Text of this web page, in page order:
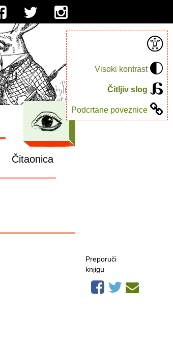
Visoki kontrast
Čitljiv slog
Podcrtane poveznice
Čitaonica
Preporuči
knjigu